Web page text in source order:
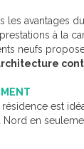
les avantages
à la
neufs
est
Nord en